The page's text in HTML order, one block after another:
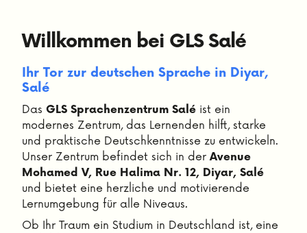
Willkommen bei GLS Salé
Ihr Tor zur deutschen Sprache in Diyar,
Salé
Das GLS Sprachenzentrum Salé ist ein
modernes Zentrum, das Lernenden hilft, starke
und praktische Deutschkenntnisse zu entwickeln.
Unser Zentrum befindet sich in der Avenue
Mohamed V, Rue Halima Nr. 12, Diyar, Salé
und bietet eine herzliche und motivierende
Lernumgebung für alle Niveaus.
Ob Ihr Traum ein Studium in Deutschland ist, eine